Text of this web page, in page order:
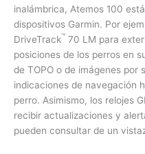
inalámbrica, Atemos 100
dispositivos Garmin. Por
DriveTrack™ 70 LM para
posiciones de los perros en
de TOPO o de imágenes por
indicaciones de navegación
perro. Asimismo, los relojes
recibir actualizaciones y
pueden consultar de un